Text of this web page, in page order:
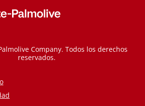
Company. Todos los derechos
reservados.